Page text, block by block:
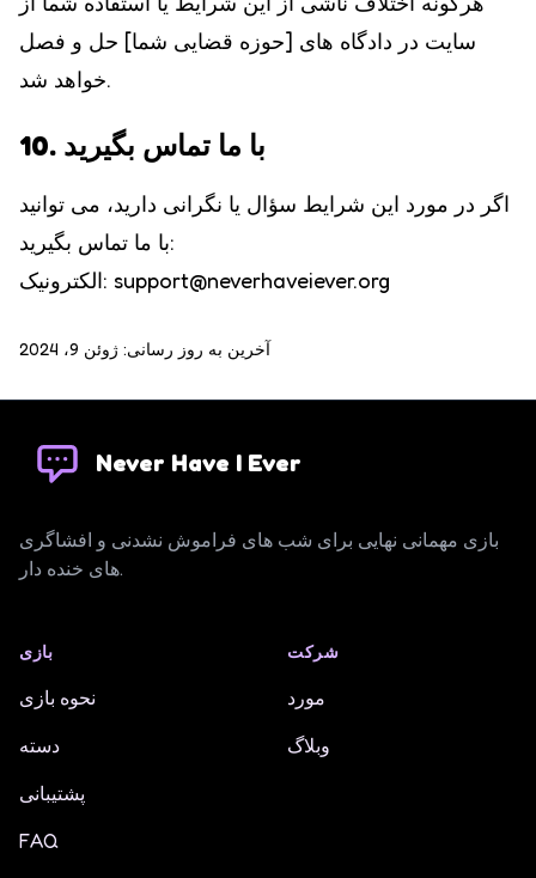
سایت در دادگاه های [حوزه قضایی شما] حل و فصل
خواهد شد.
10. با ما تماس بگیرید
اگر در مورد این شرایط سؤال یا نگرانی دارید، می توانید
با ما تماس بگیرید:
الکترونیک: support@neverhaveiever.org
آخرین به روز رسانی: ژوئن 9، 2024
Never Have I EverNever Have I Ever
بازی مهمانی نهایی برای شب های فراموش نشدنی و افشاگری
های خنده دار.
بازی
نحوه بازی
دسته
پشتیبانی
FAQ
شرکت
مورد
وبلاگ